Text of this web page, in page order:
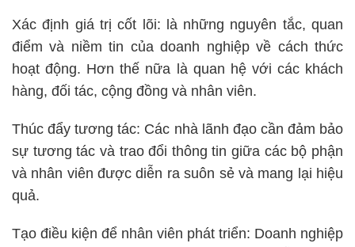
Xác định giá trị cốt lõi: là những nguyên tắc, quan
điểm và niềm tin của doanh nghiệp về cách thức
hoạt động. Hơn thế nữa là quan hệ với các khách
hàng, đối tác, cộng đồng và nhân viên.
Thúc đẩy tương tác: Các nhà lãnh đạo cần đảm bảo
sự tương tác và trao đổi thông tin giữa các bộ phận
và nhân viên được diễn ra suôn sẻ và mang lại hiệu
quả.
Tạo điều kiện để nhân viên phát triển: Doanh nghiệp